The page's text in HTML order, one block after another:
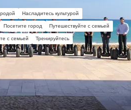
Насладитесь культурой
Посетите город Путешествуйте с семьей
с семьей Тренируйтесь